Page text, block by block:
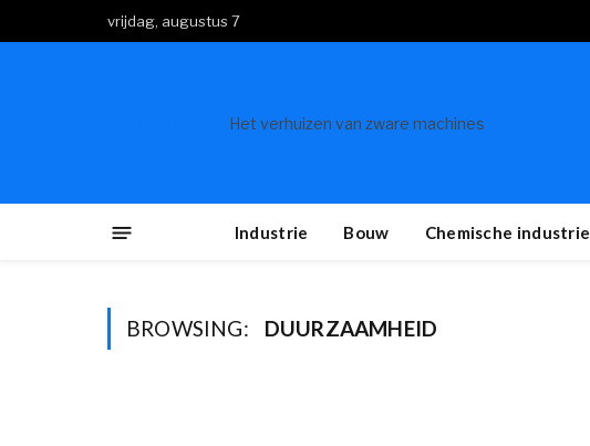
vrijdag, augustus 7
Het verhuizen van zware machines
Industrie Bouw Chemische industrie
BROWSING: DUURZAAMHEID